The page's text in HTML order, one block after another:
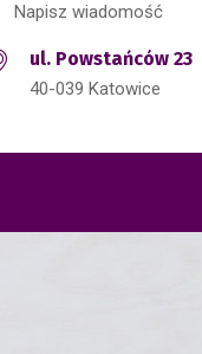
Napisz wiadomość
ul. Powstańców 23
40-039 Katowice